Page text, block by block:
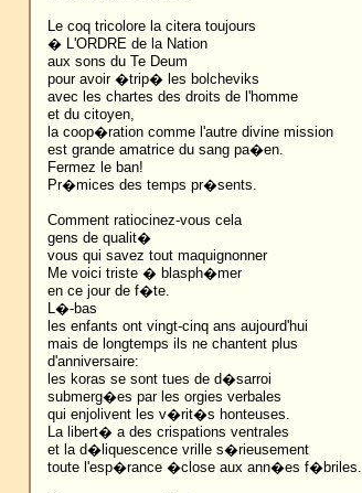
Le coq tricolore la citera toujours
� L'ORDRE de la Nation
aux sons du Te Deum
pour avoir �trip� les bolcheviks
avec les chartes des droits de l'homme
et du citoyen,
la coop�ration comme l'autre divine mission
est grande amatrice du sang pa�en.
Fermez le ban!
Pr�mices des temps pr�sents.
Comment ratiocinez-vous cela
gens de qualit�
vous qui savez tout maquignonner
Me voici triste � blasph�mer
en ce jour de f�te.
L�-bas
les enfants ont vingt-cinq ans aujourd'hui
mais de longtemps ils ne chantent plus
d'anniversaire:
les koras se sont tues de d�sarroi
submerg�es par les orgies verbales
qui enjolivent les v�rit�s honteuses.
La libert� a des crispations ventrales
et la d�liquescence vrille s�rieusement
toute l'esp�rance �close aux ann�es f�briles.